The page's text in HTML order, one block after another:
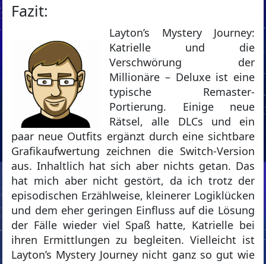
Fazit:
Layton’s Mystery Journey:
Katrielle und die
Verschwörung der
Millionäre – Deluxe ist eine
typische Remaster-
Portierung. Einige neue
Rätsel, alle DLCs und ein
paar neue Outfits ergänzt durch eine sichtbare
Grafikaufwertung zeichnen die Switch-Version
aus. Inhaltlich hat sich aber nichts getan. Das
hat mich aber nicht gestört, da ich trotz der
episodischen Erzählweise, kleinerer Logiklücken
und dem eher geringen Einfluss auf die Lösung
der Fälle wieder viel Spaß hatte, Katrielle bei
ihren Ermittlungen zu begleiten. Vielleicht ist
Layton’s Mystery Journey nicht ganz so gut wie